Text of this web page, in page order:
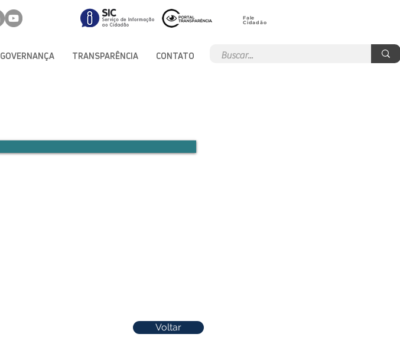
GOVERNANÇA TRANSPARÊNCIA CONTATO
Fale
Cidadão
Voltar